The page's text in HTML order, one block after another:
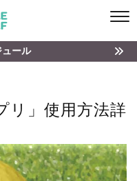
ュール
リ」使用方法詳